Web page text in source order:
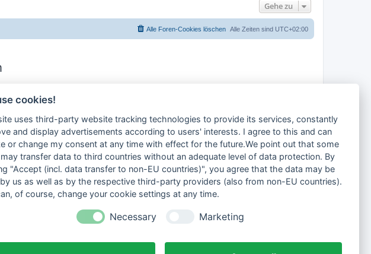
Gehe zu
Alle Zeiten sind UTC+02:00
Alle Foren-Cookies löschen
ändern
cookies!
uses third-party website tracking technologies to provide its services, constantly
and display advertisements according to users' interests. I agree to this and can
or change my consent at any time with effect for the future.We point out that some
transfer data to third countries without an adequate level of data protection. By
"Accept (incl. data transfer to non-EU countries)", you agree that the data may be
us as well as by the respective third-party providers (also from non-EU countries).
of course, change your cookie settings at any time.
Necessary Marketing